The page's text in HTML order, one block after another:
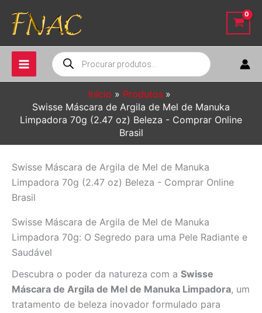
para
conteúdo
Pesquisar
produtos
Início
Produtos
Swisse Máscara de Argila de Mel de Manuka
Limpadora 70g (2.47 oz) Beleza - Comprar Online
Brasil
Swisse Máscara de Argila de Mel de Manuka
Limpadora 70g (2.47 oz) Beleza - Comprar Online
Brasil
Swisse Máscara de Argila de Mel de Manuka
Limpadora 70g: O Segredo para uma Pele Radiante e
Saudável
Descubra o poder da natureza com a Swisse
Máscara de Argila de Mel de Manuka Limpadora, um
tratamento de beleza inovador formulado para